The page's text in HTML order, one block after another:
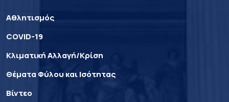
Αθλητισμός
COVID-19
Κλιματική Αλλαγή/Κρίση
Θέματα Φύλου και Ισότητας
Βίντεο